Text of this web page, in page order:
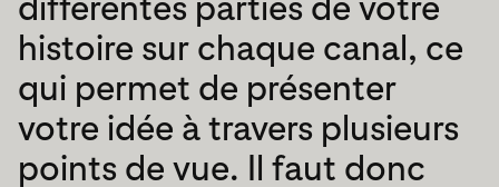
histoire sur chaque canal, ce
qui permet de présenter
votre idée à travers plusieurs
points de vue. Il faut donc